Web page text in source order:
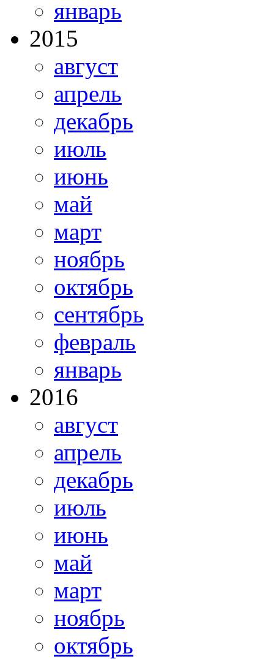
январь
2015
август
апрель
декабрь
июль
июнь
май
март
ноябрь
октябрь
сентябрь
февраль
январь
2016
август
апрель
декабрь
июль
июнь
май
март
ноябрь
октябрь